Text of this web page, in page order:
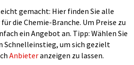
gemacht: Hier finden Sie alle
die Chemie-Branche. Um Preise zu
ein Angebot an. Tipp: Wählen Sie
Schnelleinstieg, um sich gezielt
Anbieteranzeigen zu lassen.